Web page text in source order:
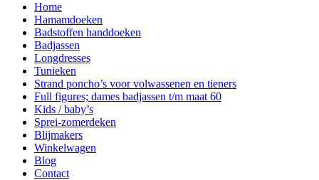
Home
Hamamdoeken
Badstoffen handdoeken
Badjassen
Longdresses
Tunieken
Strand poncho’s voor volwassenen en tieners
Full figures; dames badjassen t/m maat 60
Kids / baby’s
Sprei-zomerdeken
Blijmakers
Winkelwagen
Blog
Contact